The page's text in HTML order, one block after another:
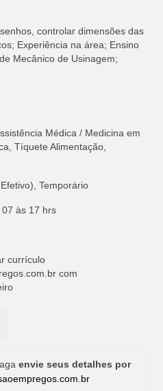
controlar dimensões das
Experiência na área; Ensino
Mecânico de Usinagem;
Médica / Medicina em
Tíquete Alimentação,
Temporário
às 17 hrs
currículo
com
envie seus detalhes por